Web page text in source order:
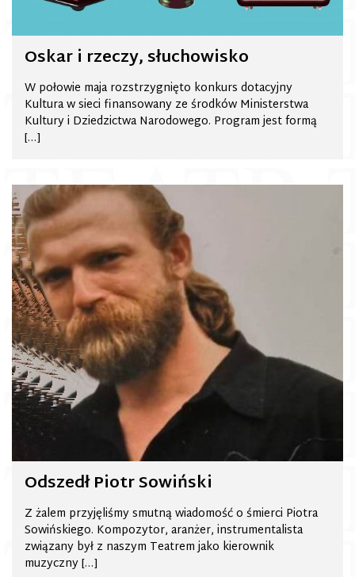
Oskar i rzeczy, słuchowisko
W połowie maja rozstrzygnięto konkurs dotacyjny
Kultura w sieci finansowany ze środków Ministerstwa
Kultury i Dziedzictwa Narodowego. Program jest formą
[…]
Odszedł Piotr Sowiński
Z żalem przyjęliśmy smutną wiadomość o śmierci Piotra
Sowińskiego. Kompozytor, aranżer, instrumentalista
związany był z naszym Teatrem jako kierownik
muzyczny […]